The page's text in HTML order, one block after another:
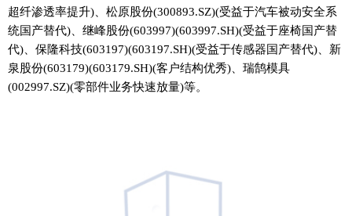
超纤渗透率提升)、松原股份(300893.SZ)(受益于汽车被动安全系
统国产替代)、继峰股份(603997)(603997.SH)(受益于座椅国产替
代)、保隆科技(603197)(603197.SH)(受益于传感器国产替代)、新
泉股份(603179)(603179.SH)(客户结构优秀)、瑞鹄模具
(002997.SZ)(零部件业务快速放量)等。